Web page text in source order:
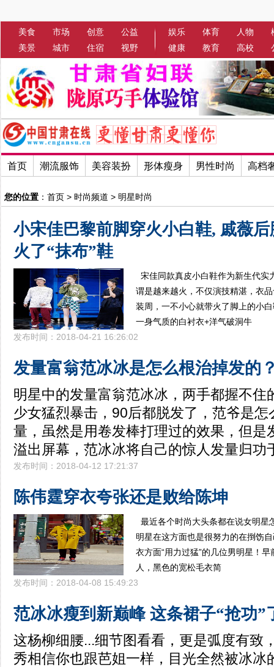
美食 市场 创意
公益
美景
城市 住宿 视野
娱乐 体育 人物
健康
教育 高校
首页 潮流服饰 美容装扮 形体瘦身 男性时尚 高档
您的位置 ： 首页 > 时尚频道 > 明星时尚
小宋佳巴黎前脚穿火小白鞋, 戚薇
火了“抹布”鞋
宋佳同款真皮小白鞋作为新生代实
谓是越来越火，不仅演技精湛，衣
装周，一不小心就带火了脚上的小
一身气质的白衬衣+洋气破洞牛
发布时间：2018-04-21 16:26:02
发量富翁范冰冰是怎么根治掉发的
明星中的发量富翁范冰冰，两手都握不住
少女猛烈暴击，90后都脱发了，范爷是怎
量，虽然是用卷发棒打理过的效果，但是
溢出屏幕，范冰冰将自己的惊人发量归功
发布时间：2018-04-12 17:21:37
陈伟霆穿衣夸张还是败给陈坤
最近各个时尚大头条都在说女明星
明星在这方面也是很努力的在捯饬
衣方面“用力过猛”的几位男明星！
人，黑色的宽松毛衣简
发布时间：2018-04-08 15:49:23
范冰冰瘦到新巅峰 这条裙子“抢功”
这杨柳细腰...细节图看看，更是弧度有致
秀相信你也跟芭姐一样，目光全然被冰冰